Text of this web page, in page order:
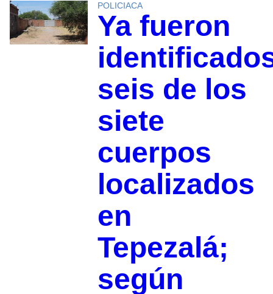
POLICIACA
Ya fueron
seis de los
siete
cuerpos
localizados
en
Tepezalá;
según